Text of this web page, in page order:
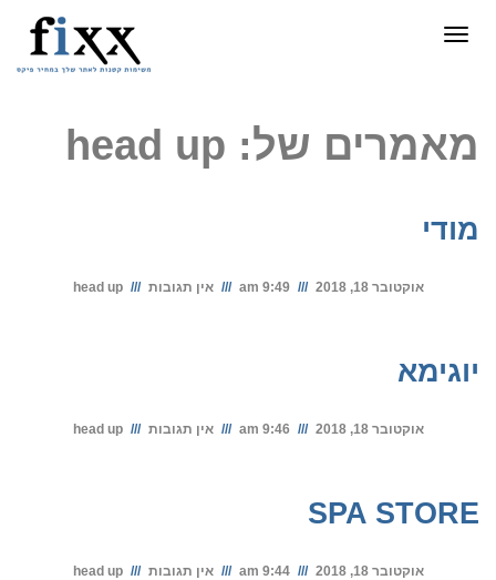
תפריט
מאמרים של: head up
מודי
אוקטובר 18, 2018 9:49 am אין תגובות head up
יוגימא
אוקטובר 18, 2018 9:46 am אין תגובות head up
SPA STORE
אוקטובר 18, 2018 9:44 am אין תגובות head up